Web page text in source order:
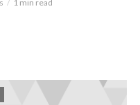
1 min read